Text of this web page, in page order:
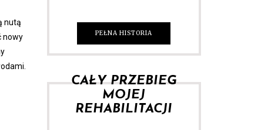
nutą
nowy
PEŁNA HISTORIA
CAŁY PRZEBIEG
MOJEJ
REHABILITACJI